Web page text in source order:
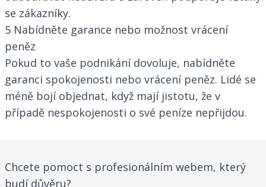
se zákazníky.
5 Nabídněte garance nebo možnost vrácení
peněz
Pokud to vaše podnikání dovoluje, nabídněte
garanci spokojenosti nebo vrácení peněz. Lidé se
méně bojí objednat, když mají jistotu, že v
případě nespokojenosti o své peníze nepřijdou.
Chcete pomoct s profesionálním webem, který
budí důvěru?